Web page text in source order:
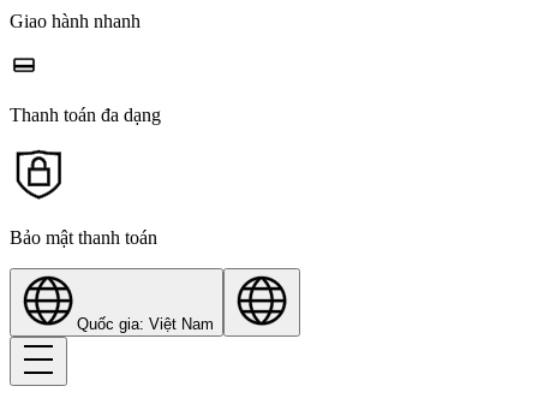
Giao hành nhanh
Thanh toán đa dạng
Bảo mật thanh toán
Quốc gia: Việt Nam